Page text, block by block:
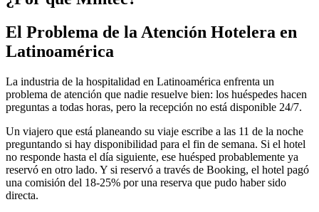
El Problema de la Atención Hotelera en
Latinoamérica
La industria de la hospitalidad en Latinoamérica enfrenta un
problema de atención que nadie resuelve bien: los huéspedes hacen
preguntas a todas horas, pero la recepción no está disponible 24/7.
Un viajero que está planeando su viaje escribe a las 11 de la noche
preguntando si hay disponibilidad para el fin de semana. Si el hotel
no responde hasta el día siguiente, ese huésped probablemente ya
reservó en otro lado. Y si reservó a través de Booking, el hotel pagó
una comisión del 18-25% por una reserva que pudo haber sido
directa.